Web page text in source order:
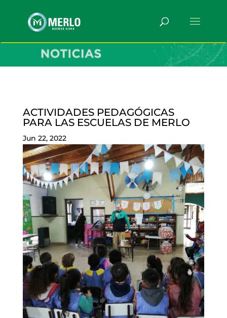
ACTIVIDADES PEDAGÓGICAS
PARA LAS ESCUELAS DE MERLO
Jun 22, 2022